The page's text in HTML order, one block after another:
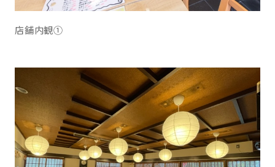
店舗内観①